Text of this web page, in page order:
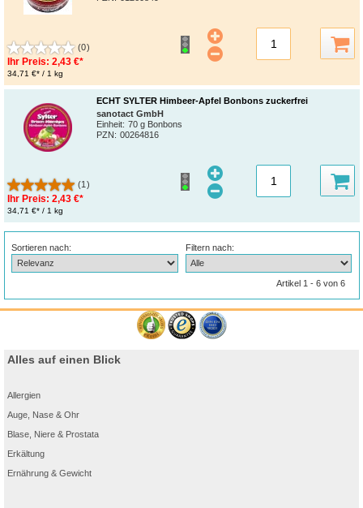
(0)
Ihr Preis: 2,43 €*
34,71 €* / 1 kg
ECHT SYLTER Himbeer-Apfel Bonbons zuckerfrei
sanotact GmbH
Einheit: 70 g Bonbons
PZN: 00264816
(1)
Ihr Preis: 2,43 €*
34,71 €* / 1 kg
Sortieren nach: Filtern nach:
Artikel 1 - 6 von 6
Alles auf einen Blick
Allergien
Auge, Nase & Ohr
Blase, Niere & Prostata
Erkältung
Ernährung & Gewicht